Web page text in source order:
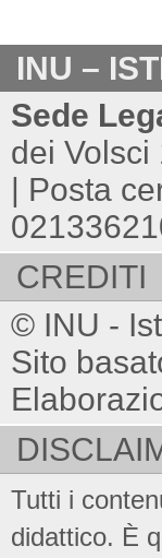
INU –
Sede
dei
| Posta
CREDITI
© INU -
Sito
Tutti i
didattico. È